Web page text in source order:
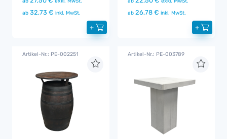
ab 32,73 € inkl. MwSt.
+
ab 26,78 € inkl. MwSt.
+
Artikel-Nr.: PE-002251 Artikel-Nr.: PE-003789